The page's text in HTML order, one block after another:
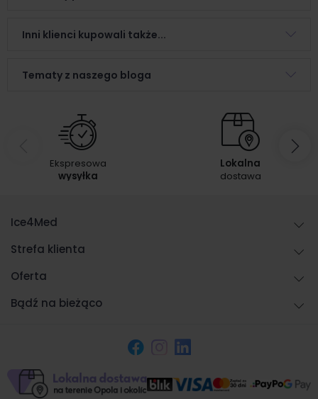
Inni klienci kupowali także...
Tematy z naszego bloga
Ekspresowa
wysyłka
Lokalna
dostawa
Ice4Med
Strefa klienta
Oferta
Bądź na bieżąco